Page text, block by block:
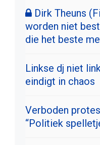
Dirk Theuns
worden niet
die het beste
Linkse dj niet
eindigt in chaos
Verboden
“Politiek